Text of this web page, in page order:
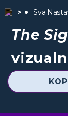
Sva
The